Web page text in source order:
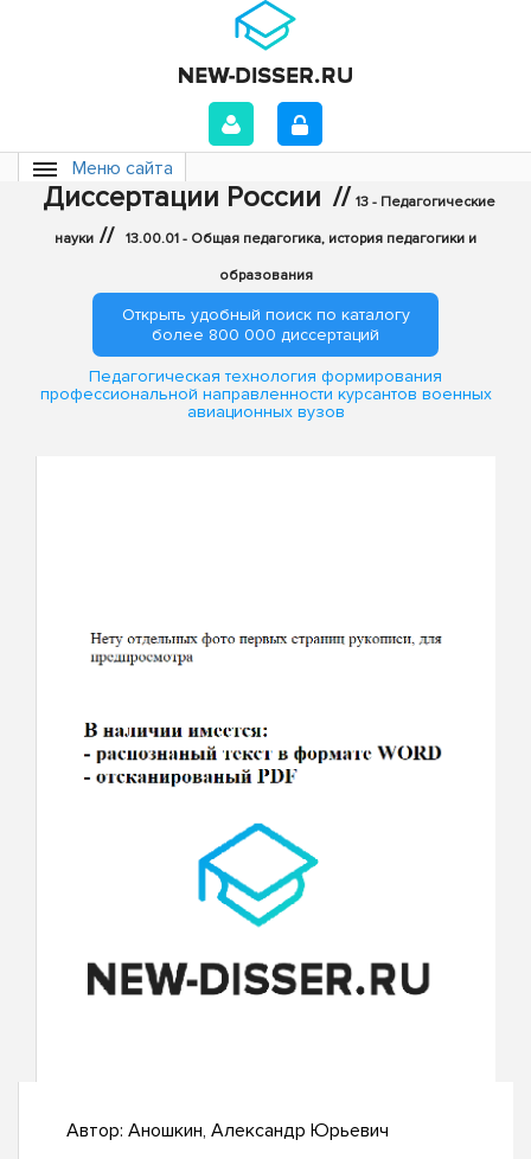
Меню сайта
Диссертации России // 13 - Педагогические
науки // 13.00.01 - Общая педагогика, история педагогики и
образования
Открыть удобный поиск по каталогу
более 800 000 диссертаций
Педагогическая технология формирования
профессиональной направленности курсантов военных
авиационных вузов
Автор: Аношкин, Александр Юрьевич